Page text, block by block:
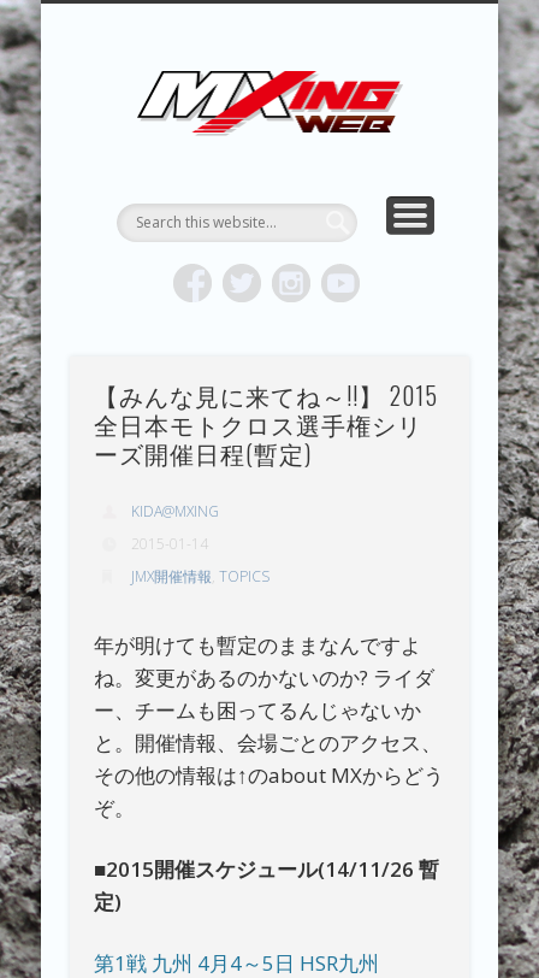
トク
HOME
TOPICS
ABOUT MX
RESULTS
REPORT
MXING & MXING＋PLUS
HYPER MXING
CONTACT
【みんな見に来てね～!!】 2015
全日本モトクロス選手権シリ
ーズ開催日程(暫定)
KIDA@MXING
2015-01-14
JMX開催情報,TOPICS
年が明けても暫定のままなんですよ
ね。変更があるのかないのか? ライダ
ー、チームも困ってるんじゃないか
と。開催情報、会場ごとのアクセス、
その他の情報は↑のabout MXからどう
ぞ。
■2015開催スケジュール(14/11/26 暫
定)
第1戦 九州 4月4～5日 HSR九州